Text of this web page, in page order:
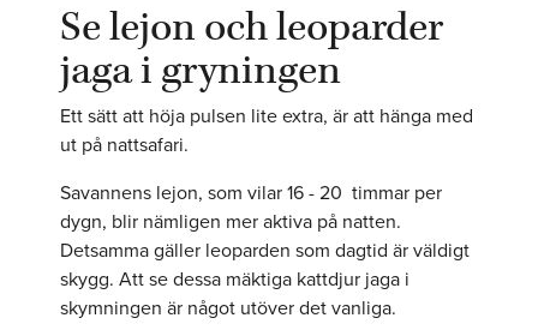
Se lejon och leoparder
jaga i gryningen
Ett sätt att höja pulsen lite extra, är att hänga med
ut på nattsafari.
Savannens lejon, som vilar 16 - 20 timmar per
dygn, blir nämligen mer aktiva på natten.
Detsamma gäller leoparden som dagtid är väldigt
skygg. Att se dessa mäktiga kattdjur jaga i
skymningen är något utöver det vanliga.